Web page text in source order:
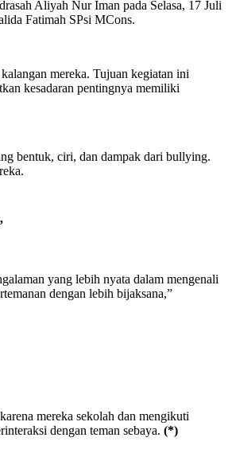
Aliyah Nur Iman pada Selasa, 17 Juli
Fatimah SPsi MCons.
mereka. Tujuan kegiatan ini
kesadaran pentingnya memiliki
bentuk, ciri, dan dampak dari bullying.
yang lebih nyata dalam mengenali
dengan lebih bijaksana,”
mereka sekolah dan mengikuti
dengan teman sebaya. (*)